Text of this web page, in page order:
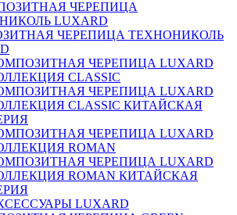
ЧЕРЕПИЦА ТЕХНОНИКОЛЬ
ЧЕРЕПИЦА LUXARD
CLASSIC
ЧЕРЕПИЦА LUXARD
CLASSIC КИТАЙСКАЯ
ЧЕРЕПИЦА LUXARD
ROMAN
ЧЕРЕПИЦА LUXARD
ROMAN КИТАЙСКАЯ
LUXARD